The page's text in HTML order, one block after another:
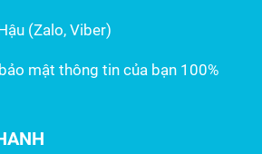
(Zalo, Viber)
mật thông tin của bạn 100%